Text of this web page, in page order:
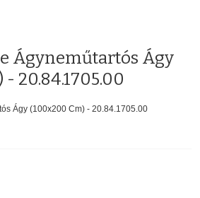
Ágyneműtartós Ágy
20.84.1705.00
Ágy (100x200 Cm) - 20.84.1705.00